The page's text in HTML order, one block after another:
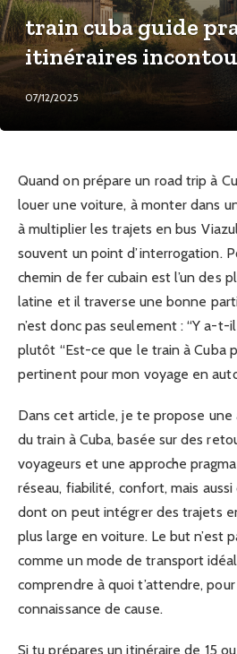
train cuba guide
itinéraires
07/12/2025
Quand on prépare un road trip à
louer une voiture, à monter dans
à multiplier les trajets en bus
souvent un point d’interrogation.
chemin de fer cubain est l’un des
latine et il traverse une bonne
n’est donc pas seulement : “Y a-t-
plutôt “Est-ce que le train à Cuba
pertinent pour mon voyage en
Dans cet article, je te propose
du train à Cuba, basée sur des
voyageurs et une approche
réseau, fiabilité, confort, mais
dont on peut intégrer des trajets
plus large en voiture. Le but n’est
comme un mode de transport
comprendre à quoi t’attendre,
connaissance de cause.
Si tu prépares un itinéraire de 15